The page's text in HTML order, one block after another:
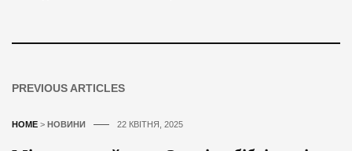
PREVIOUS ARTICLES
HOME > НОВИНИ 22 КВІТНЯ, 2025